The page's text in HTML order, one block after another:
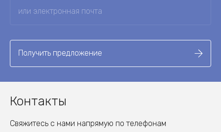
Получить предложение
Контакты
Свяжитесь с нами напрямую по телефонам